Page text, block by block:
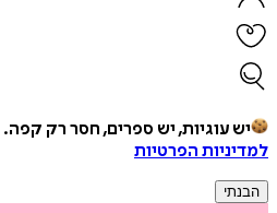
יש עוגיות, יש ספרים, חסר רק קפה.
למדיניות הפרטיות
הבנתי